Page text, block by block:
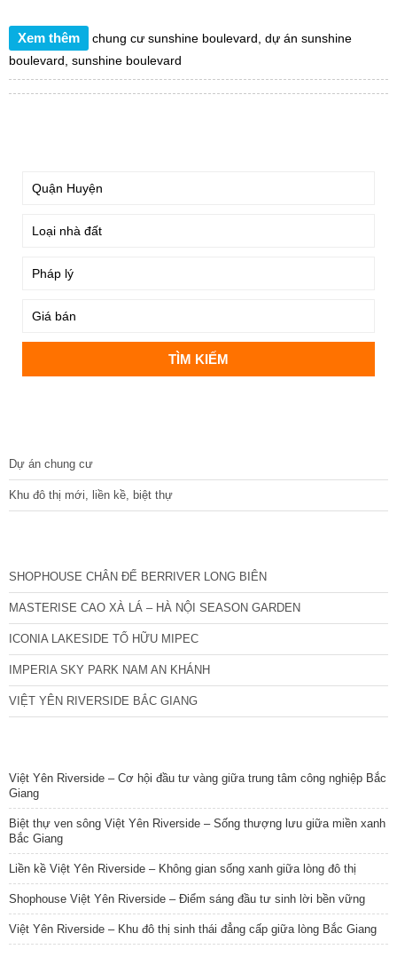
Xem thêm chung cư sunshine boulevard dự án sunshine
boulevard sunshine boulevard
Dự án chung cư
Khu đô thị mới, liền kề, biệt thự
SHOPHOUSE CHÂN ĐẾ BERRIVER LONG BIÊN
MASTERISE CAO XÀ LÁ – HÀ NỘI SEASON GARDEN
ICONIA LAKESIDE TỐ HỮU MIPEC
IMPERIA SKY PARK NAM AN KHÁNH
VIỆT YÊN RIVERSIDE BẮC GIANG
Việt Yên Riverside – Cơ hội đầu tư vàng giữa trung tâm công nghiệp Bắc
Giang
Biệt thự ven sông Việt Yên Riverside – Sống thượng lưu giữa miền xanh
Bắc Giang
Liền kề Việt Yên Riverside – Không gian sống xanh giữa lòng đô thị
Shophouse Việt Yên Riverside – Điểm sáng đầu tư sinh lời bền vững
Việt Yên Riverside – Khu đô thị sinh thái đẳng cấp giữa lòng Bắc Giang